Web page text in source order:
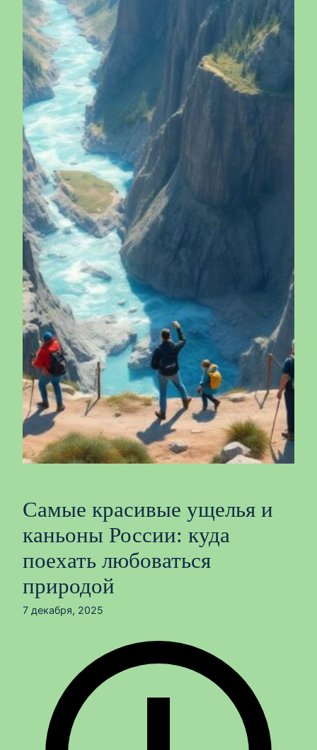
Самые красивые ущелья и
каньоны России: куда
поехать любоваться
природой
7 декабря, 2025